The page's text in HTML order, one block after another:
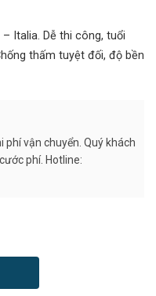
Italia. Dễ thi công, tuổi
thấm tuyệt đối, độ bền
phí vận chuyển. Quý khách
phí. Hotline: